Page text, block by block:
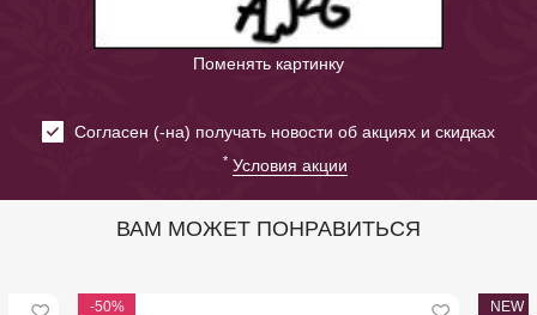
Поменять картинку
Cогласен (-на) получать новости об акциях и скидках
* Условия акции
ВАМ МОЖЕТ ПОНРАВИТЬСЯ
-50%
NEW